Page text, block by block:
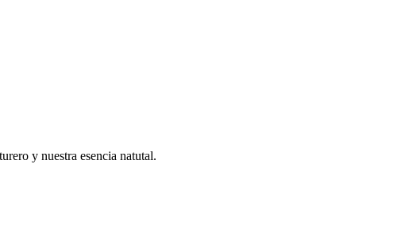
y nuestra esencia natutal.